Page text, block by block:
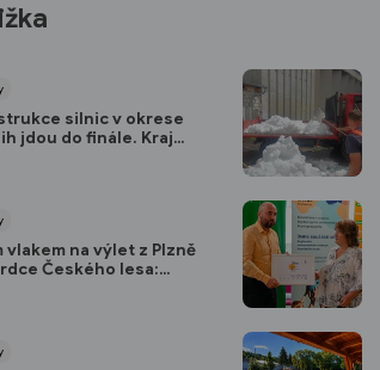
silnic v okrese
jdou do finále. Kraj
stovky milionů do
vlakem na výlet z Plzně
Českého lesa:
vlak jezdí každou sobotu